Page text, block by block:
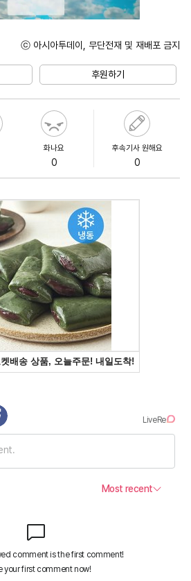
ⓒ 아시아투데이, 무단전재 및 재배포 금지
후원하기
화나요
0
후속기사 원해요
0